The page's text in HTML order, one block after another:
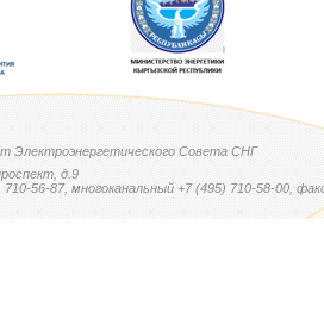
Электроэнергетического Совета СНГ
д.9
56-87, многоканальный +7 (495) 710-58-00,